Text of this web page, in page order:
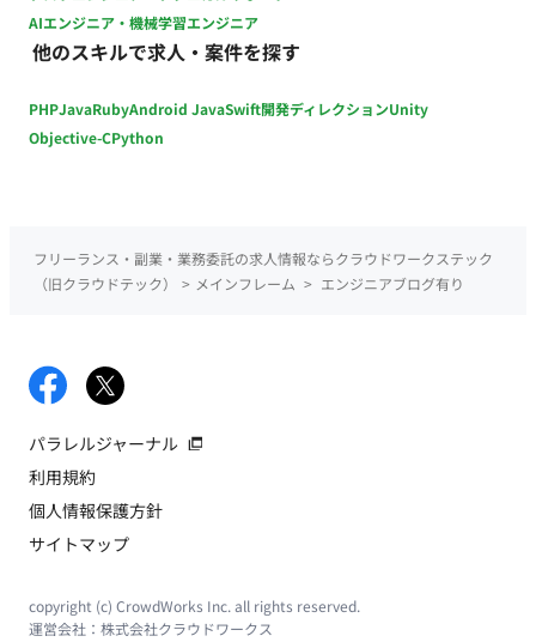
AIエンジニア・機械学習エンジニア
他のスキルで求人・案件を探す
PHPJavaRubyAndroid JavaSwift開発ディレクションUnity
Objective-CPython
フリーランス・副業・業務委託の求人情報ならクラウドワークステック
（旧クラウドテック）
> メインフレーム > エンジニアブログ有り
パラレルジャーナル
利用規約
個人情報保護方針
サイトマップ
copyright (c) CrowdWorks Inc. all rights reserved.
運営会社： 株式会社クラウドワークス